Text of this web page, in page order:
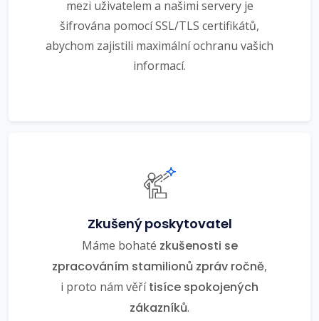
mezi uživatelem a našimi servery je
šifrována pomocí SSL/TLS certifikátů,
abychom zajistili maximální ochranu vašich
informací.
Zkušený poskytovatel
Máme bohaté zkušenosti se
zpracováním stamilionů zpráv ročně,
i proto nám věřítisíce spokojených
zákazníků.